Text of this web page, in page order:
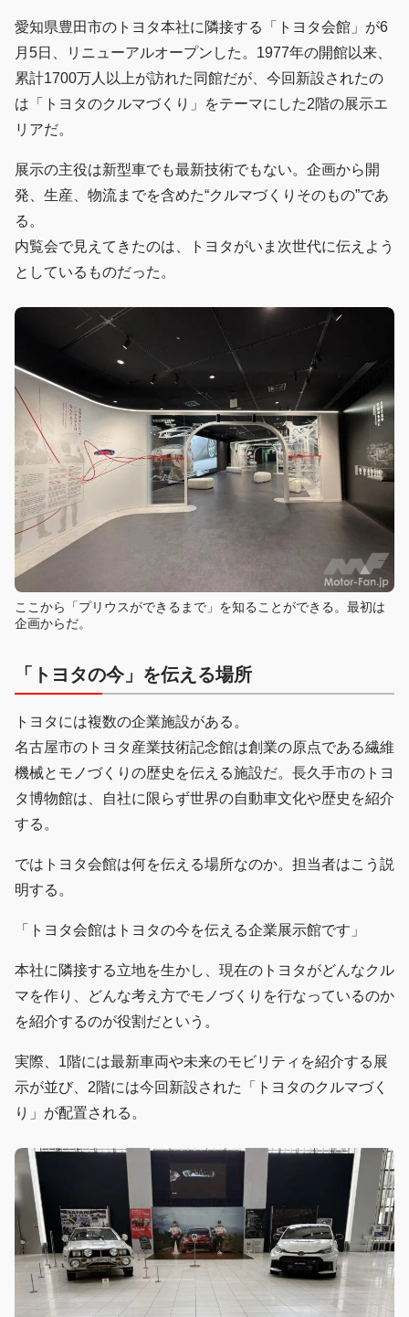
愛知県豊田市のトヨタ本社に隣接する「トヨタ会館」が6
月5日、リニューアルオープンした。1977年の開館以来、
累計1700万人以上が訪れた同館だが、今回新設されたの
は「トヨタのクルマづくり」をテーマにした2階の展示エ
リアだ。
展示の主役は新型車でも最新技術でもない。企画から開
発、生産、物流までを含めた“クルマづくりそのもの”であ
る。
内覧会で見えてきたのは、トヨタがいま次世代に伝えよう
としているものだった。
ここから「プリウスができるまで」を知ることができる。最初は
企画からだ。
「トヨタの今」を伝える場所
トヨタには複数の企業施設がある。
名古屋市のトヨタ産業技術記念館は創業の原点である繊維
機械とモノづくりの歴史を伝える施設だ。長久手市のトヨ
タ博物館は、自社に限らず世界の自動車文化や歴史を紹介
する。
ではトヨタ会館は何を伝える場所なのか。担当者はこう説
明する。
「トヨタ会館はトヨタの今を伝える企業展示館です」
本社に隣接する立地を生かし、現在のトヨタがどんなクル
マを作り、どんな考え方でモノづくりを行なっているのか
を紹介するのが役割だという。
実際、1階には最新車両や未来のモビリティを紹介する展
示が並び、2階には今回新設された「トヨタのクルマづく
り」が配置される。